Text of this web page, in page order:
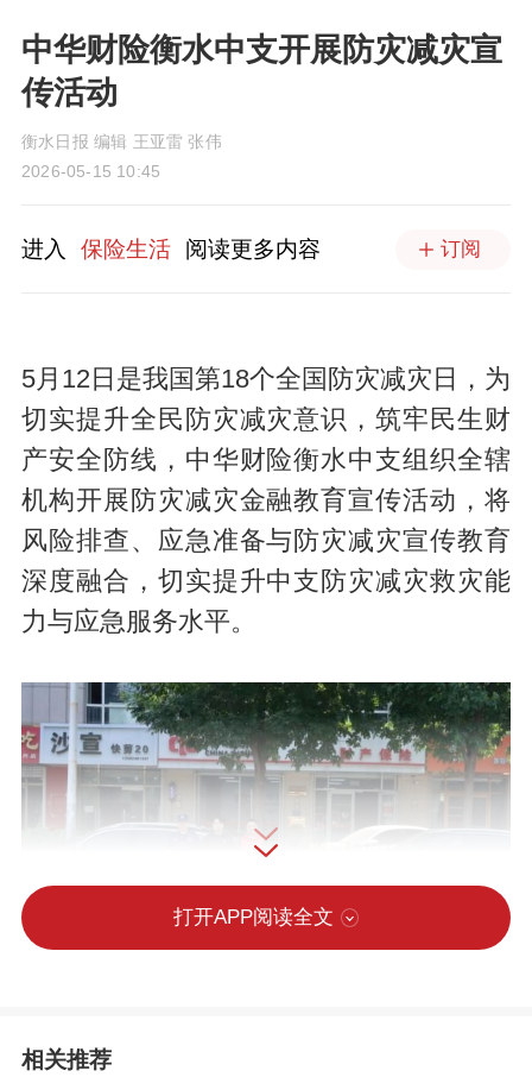
中华财险衡水中支开展防灾减灾宣
传活动
衡水日报 编辑 王亚雷 张伟
2026-05-15 10:45
进入 保险生活 阅读更多内容 订阅
5月12日是我国第18个全国防灾减灾日，为
切实提升全民防灾减灾意识，筑牢民生财
产安全防线，中华财险衡水中支组织全辖
机构开展防灾减灾金融教育宣传活动，将
风险排查、应急准备与防灾减灾宣传教育
深度融合，切实提升中支防灾减灾救灾能
力与应急服务水平。
为确保宣传实效，公司采取线上线下协同
打开APP阅读全文
相关推荐